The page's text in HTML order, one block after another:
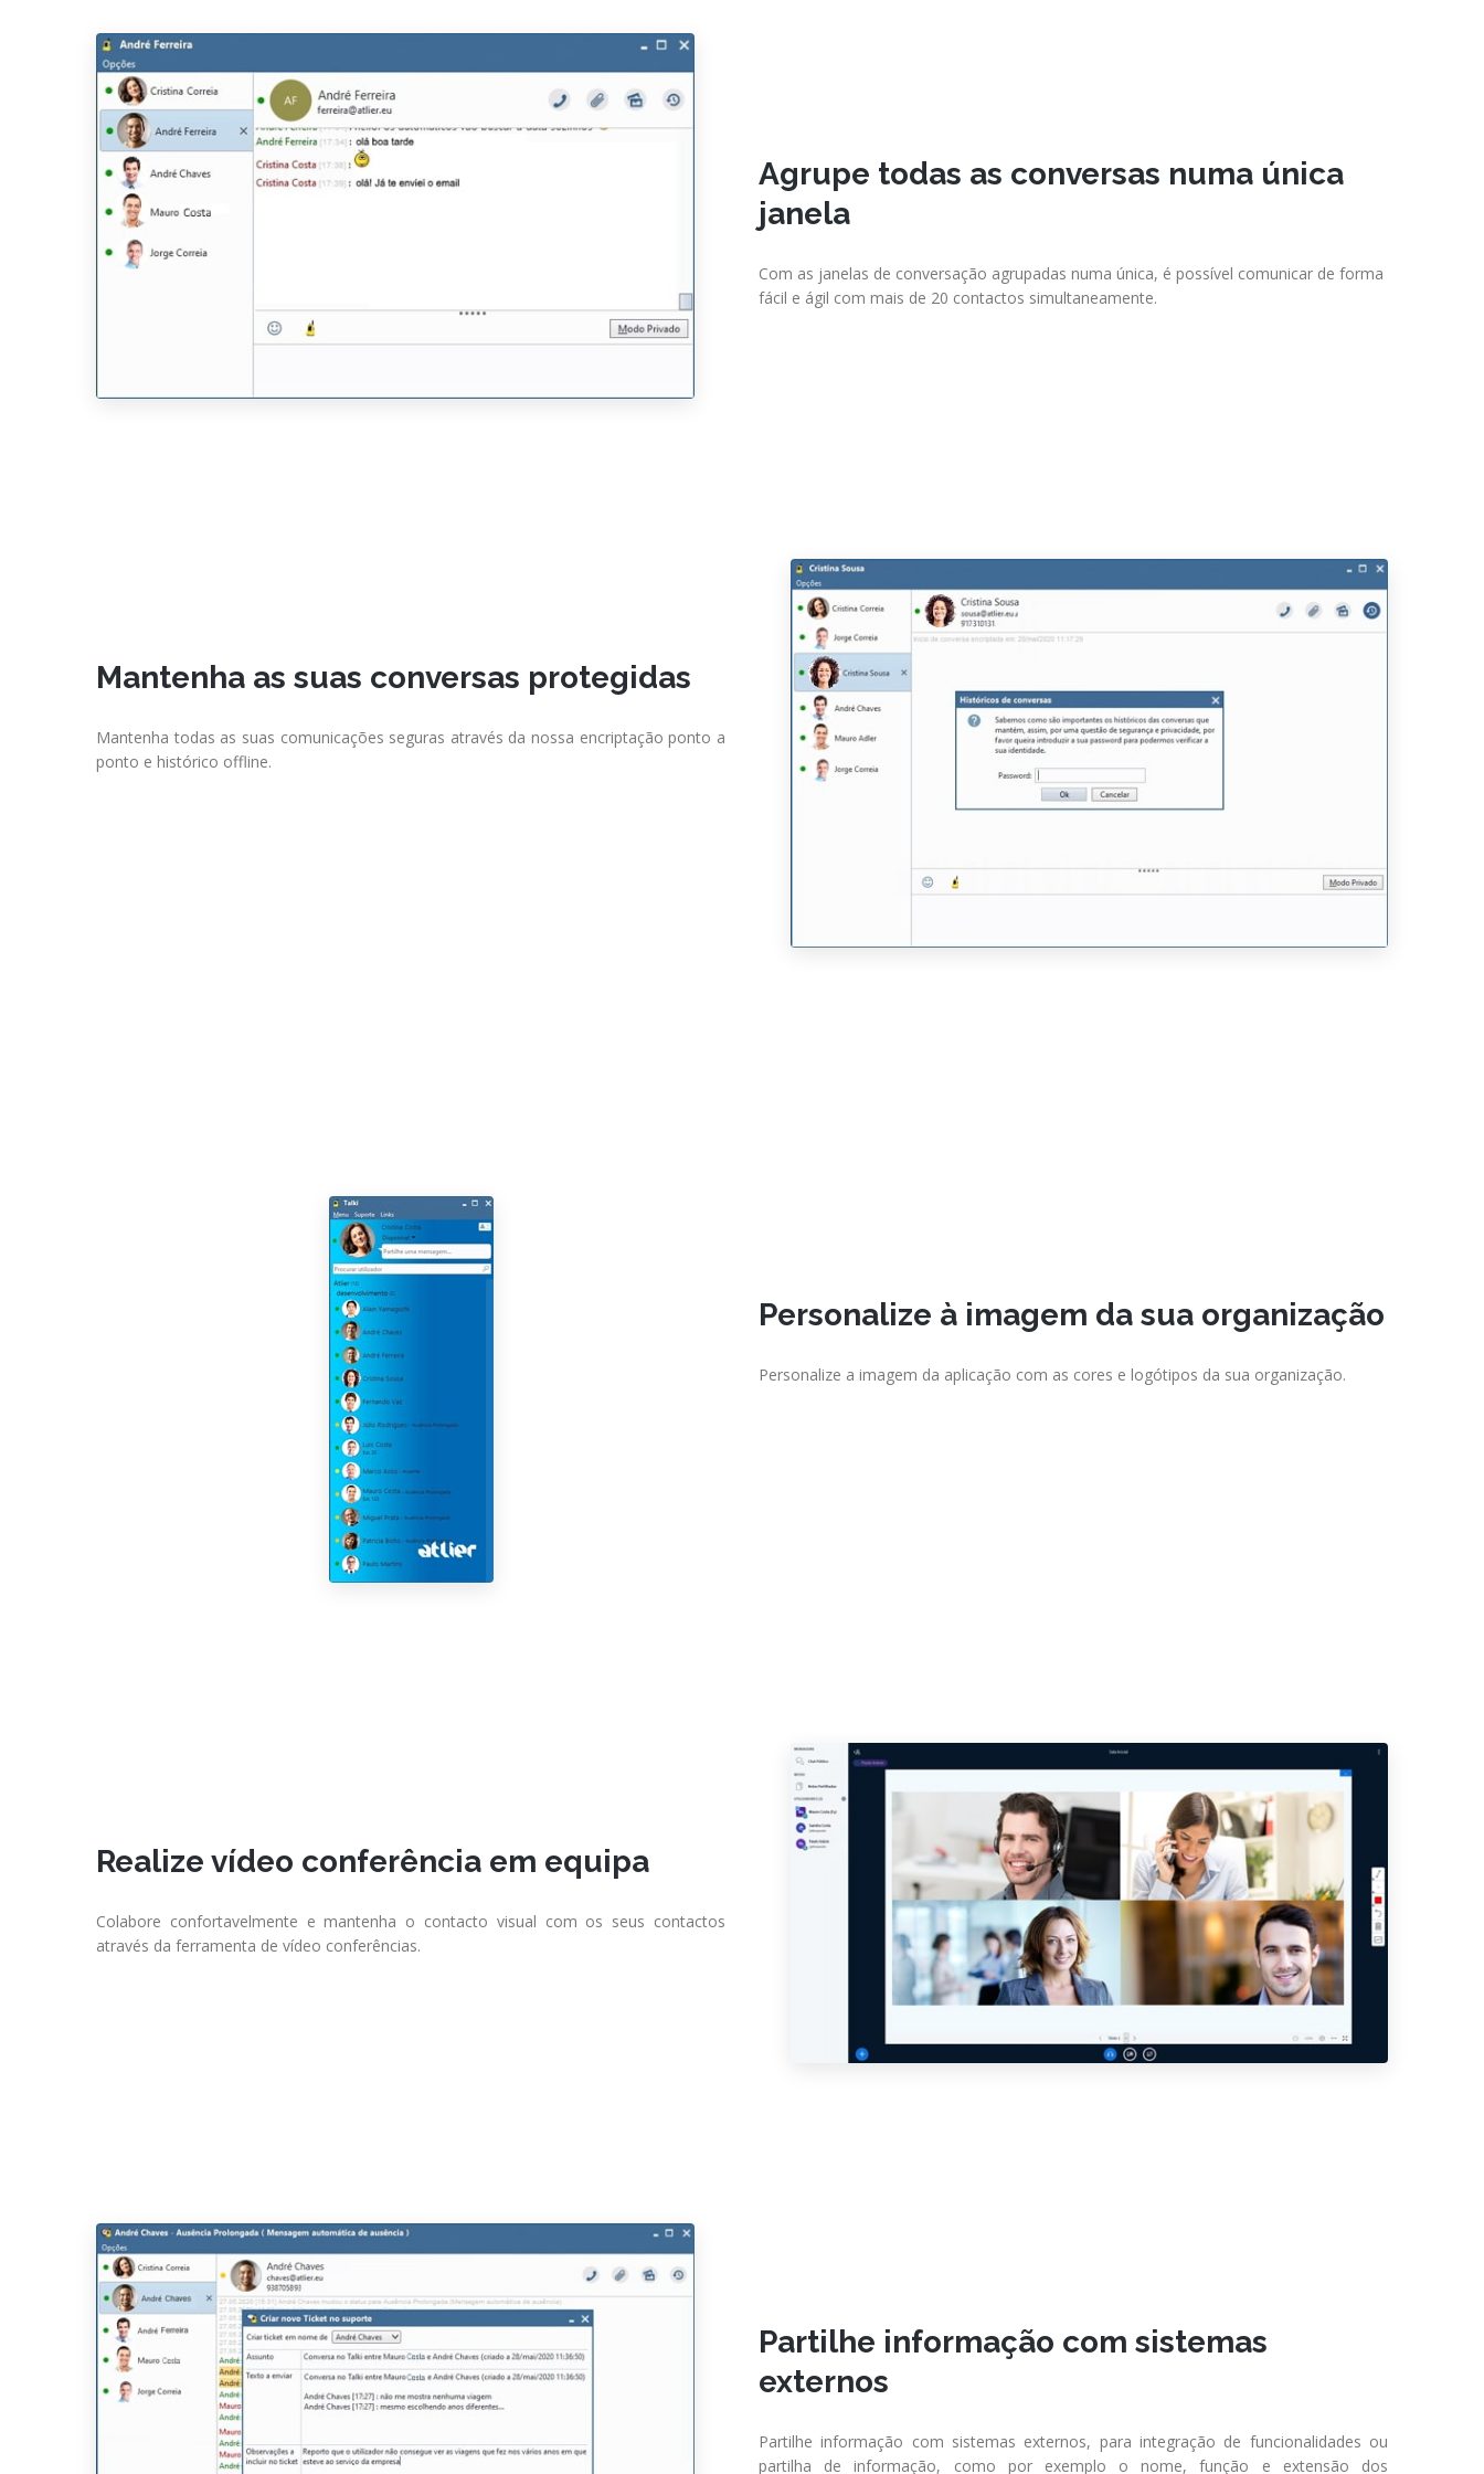
Agrupe todas as conversas numa única
janela
Com as janelas de conversação agrupadas numa única, é possível comunicar de forma
fácil e ágil com mais de 20 contactos simultaneamente.
Mantenha as suas conversas protegidas
Mantenha todas as suas comunicações seguras através da nossa encriptação ponto a
ponto e histórico offline.
Personalize à imagem da sua organização
Personalize a imagem da aplicação com as cores e logótipos da sua organização.
Realize vídeo conferência em equipa
Colabore confortavelmente e mantenha o contacto visual com os seus contactos
através da ferramenta de vídeo conferências.
Partilhe informação com sistemas
externos
Partilhe informação com sistemas externos, para integração de funcionalidades ou
partilha de informação, como por exemplo o nome, função e extensão dos